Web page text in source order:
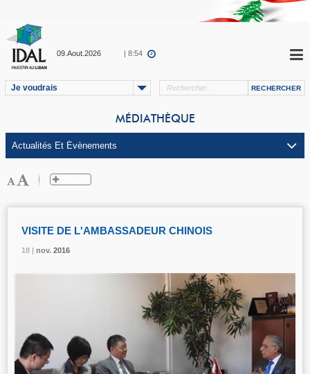
09.Aout.2026 | 8:54
Je voudrais
MÉDIATHÈQUE
18 | nov. 2016
VISITE DE L'AMBASSADEUR CHINOIS
18 | nov. 2016
18 | nov. 2016